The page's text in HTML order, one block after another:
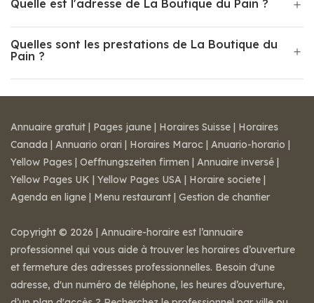
Quelle est l'adresse de La Boutique du Pain ?
Quelles sont les prestations de La Boutique du
Pain ?
Annuaire gratuit | Pages jaune | Horaires Suisse | Horaires
Canada | Annuario orari | Horaires Maroc | Anuario-horario |
Yellow Pages | Oeffnungszeiten firmen | Annuaire inversé |
Yellow Pages UK | Yellow Pages USA | Horaire societe |
Agenda en ligne | Menu restaurant | Gestion de chantier
Copyright © 2026 | Annuaire-horaire est l’annuaire
professionnel qui vous aide à trouver les horaires d’ouverture
et fermeture des adresses professionnelles. Besoin d'une
adresse, d'un numéro de téléphone, les heures d’ouverture,